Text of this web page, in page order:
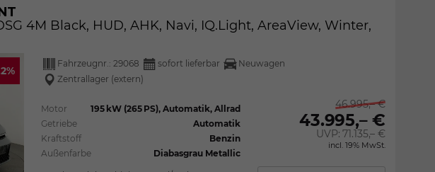
4M Black, HUD, AHK, Navi, IQ.Light, AreaView, Winter,
Fahrzeugnr.: 29068 sofort lieferbar
Neuwagen
Zentrallager (extern)
Motor
195 kW (265 PS), Automatik, Allrad
Getriebe
Automatik
Kraftstoff
Benzin
Außenfarbe
Diabasgrau Metallic
46.995,– €
43.995,– €
UVP:71.135,– €
incl. 19% MwSt.